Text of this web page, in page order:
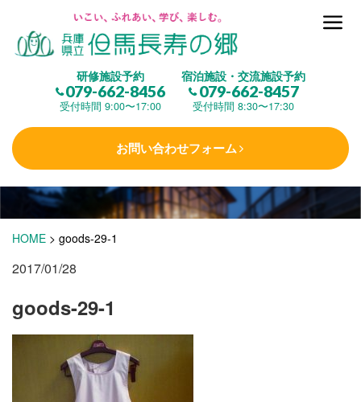
研修施設予約
079-662-8456
受付時間 9:00〜17:00
宿泊施設・交流施設予約
079-662-8457
受付時間 8:30〜17:30
お問い合わせフォーム
但馬長寿の郷とは
(研修施設)
楽しむ
学 ぶ(健康福祉)
(宿泊)
施設・料金
HOME > goods-29-1
2017/01/28
goods-29-1